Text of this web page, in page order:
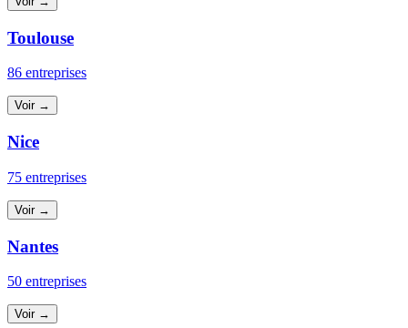
Toulouse
86 entreprises
Voir →
Nice
75 entreprises
Voir →
Nantes
50 entreprises
Voir →